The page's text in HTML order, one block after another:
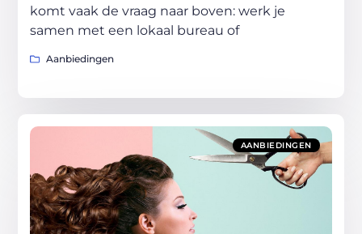
komt vaak de vraag naar boven: werk je
samen met een lokaal bureau of
Aanbiedingen
AANBIEDINGEN